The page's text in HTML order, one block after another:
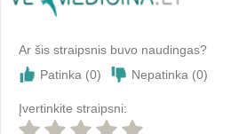
Ar šis straipsnis buvo naudingas?
Patinka (0) Nepatinka (0)
Įvertinkite straipsni: